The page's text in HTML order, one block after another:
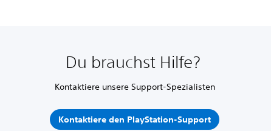
Du brauchst Hilfe?
Kontaktiere unsere Support-Spezialisten
Kontaktiere den PlayStation-Support